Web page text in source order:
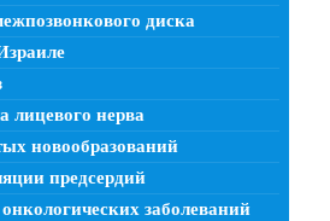
диска
лицевого нерва
новообразований
предсердий
заболеваний